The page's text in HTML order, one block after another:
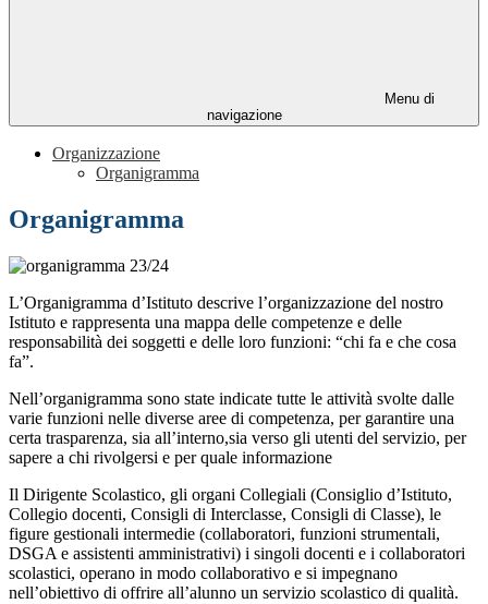
Menu di
navigazione
Organizzazione
Organigramma
Organigramma
L’Organigramma d’Istituto descrive l’organizzazione del nostro
Istituto e rappresenta una mappa delle competenze e delle
responsabilità dei soggetti e delle loro funzioni: “chi fa e che cosa
fa”.
Nell’organigramma sono state indicate tutte le attività svolte dalle
varie funzioni nelle diverse aree di competenza, per garantire una
certa trasparenza, sia all’interno,sia verso gli utenti del servizio, per
sapere a chi rivolgersi e per quale informazione
Il Dirigente Scolastico, gli organi Collegiali (Consiglio d’Istituto,
Collegio docenti, Consigli di Interclasse, Consigli di Classe), le
figure gestionali intermedie (collaboratori, funzioni strumentali,
DSGA e assistenti amministrativi) i singoli docenti e i collaboratori
scolastici, operano in modo collaborativo e si impegnano
nell’obiettivo di offrire all’alunno un servizio scolastico di qualità.